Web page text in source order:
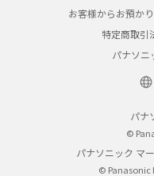
お客様からお預か
特定商取引
パナソニ
パナ
©
パナソニック マ
© Panasonic